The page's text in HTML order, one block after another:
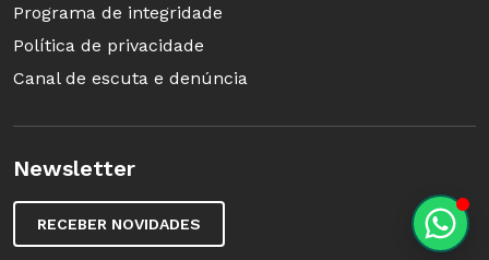
Programa de integridade
Política de privacidade
Canal de escuta e denúncia
Newsletter
RECEBER NOVIDADES